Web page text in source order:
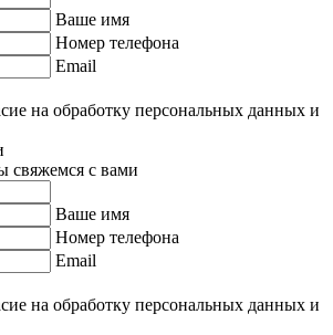
Ваше имя
Номер телефона
Email
на обработку персональных данных и
свяжемся с вами
Ваше имя
Номер телефона
Email
на обработку персональных данных и